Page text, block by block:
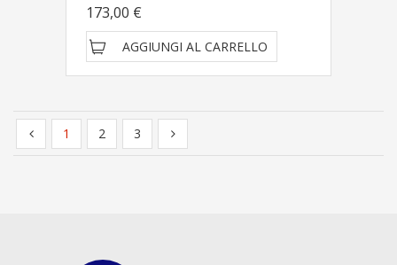
173,00 €
AGGIUNGI AL CARRELLO
1 2 3